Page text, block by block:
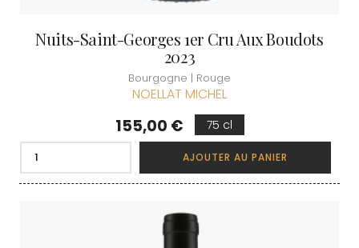
Nuits-Saint-Georges 1er Cru Aux Boudots
2023
Bourgogne | Rouge
NOELLAT MICHEL
Prix
155,00 € 75 cl
AJOUTER AU PANIER